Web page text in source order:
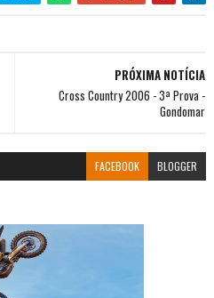
PRÓXIMA NOTÍCIA
Cross Country 2006 - 3ª Prova -
Gondomar
FACEBOOK BLOGGER